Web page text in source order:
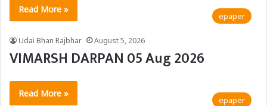
Read More »
epaper
Udai Bhan Rajbhar August 5, 2026
VIMARSH DARPAN 05 Aug 2026
Read More »
epaper